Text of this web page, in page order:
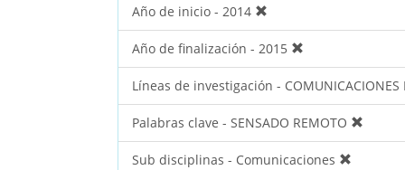
Año de inicio - 2014
Año de finalización - 2015
Líneas de investigación - COMUNICACIONES
Palabras clave - SENSADO REMOTO
Sub disciplinas - Comunicaciones